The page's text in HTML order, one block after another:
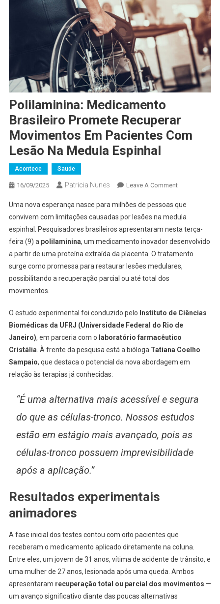
Polilaminina: Medicamento
Brasileiro Promete Recuperar
Movimentos Em Pacientes Com
Lesão Na Medula Espinhal
Acontece Saude
16/09/2025 Patricia Nunes Leave A CommentOn
Medicamento
Brasileiro
Promete
Recuperar
Movimentos
Em
Na
Medula
Uma nova esperança nasce para milhões de pessoas que
convivem com limitações causadas por lesões na medula
espinhal. Pesquisadores brasileiros apresentaram nesta terça-
feira (9) a polilaminina, um medicamento inovador desenvolvido
a partir de uma proteína extraída da placenta. O tratamento
surge como promessa para restaurar lesões medulares,
possibilitando a recuperação parcial ou até total dos
movimentos.
O estudo experimental foi conduzido pelo Instituto de Ciências
Biomédicas da UFRJ (Universidade Federal do Rio de
Janeiro), em parceria com o laboratório farmacêutico
Cristália. À frente da pesquisa está a bióloga Tatiana Coelho
Sampaio, que destaca o potencial da nova abordagem em
relação às terapias já conhecidas:
“É uma alternativa mais acessível e segura
do que as células-tronco. Nossos estudos
estão em estágio mais avançado, pois as
células-tronco possuem imprevisibilidade
após a aplicação.”
Resultados experimentais
animadores
A fase inicial dos testes contou com oito pacientes que
receberam o medicamento aplicado diretamente na coluna.
Entre eles, um jovem de 31 anos, vítima de acidente de trânsito, e
uma mulher de 27 anos, lesionada após uma queda. Ambos
apresentaram recuperação total ou parcial dos movimentos —
um avanço significativo diante das poucas alternativas